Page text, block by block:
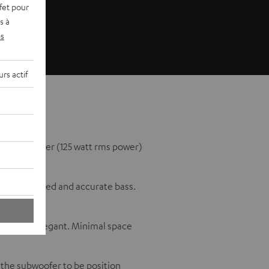
amplifier (125 watt rms power)
full-bodied and accurate bass.
and elegant. Minimal space
subwoofer to be position
pour
à
actif